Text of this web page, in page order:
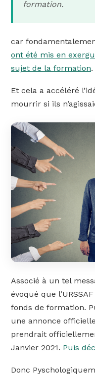
formation.
car
ont été mis en
sujet de la formation.
Et cela a accéléré
mourrir si ils
Associé à un tel
évoqué que
fonds de formation.
une annonce
prendrait
Janvier 2021. Puis
Donc